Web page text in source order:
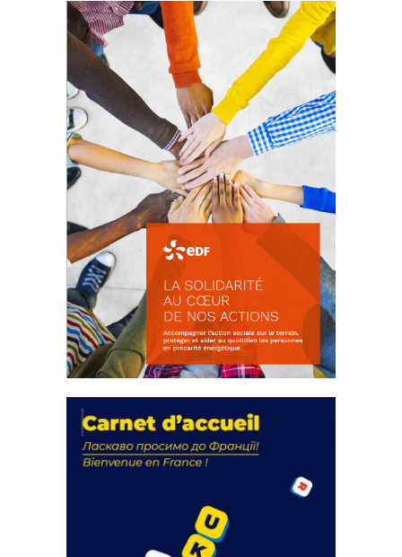
La prévention des conflits
d’intérêts
18 septembre 2023
FEUILLETER
actions
18 septembre 2023
FEUILLETER